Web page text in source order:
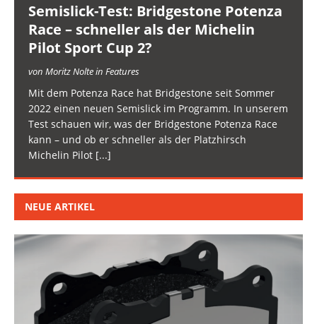
Semislick-Test: Bridgestone Potenza
Race – schneller als der Michelin
Pilot Sport Cup 2?
von Moritz Nolte in Features
Mit dem Potenza Race hat Bridgestone seit Sommer
2022 einen neuen Semislick im Programm. In unserem
Test schauen wir, was der Bridgestone Potenza Race
kann – und ob er schneller als der Platzhirsch
Michelin Pilot [...]
NEUE ARTIKEL